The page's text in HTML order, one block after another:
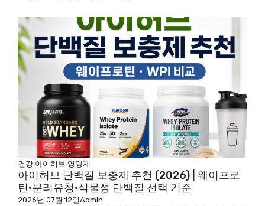
건강 아이허브 영양제
아이허브 단백질 보충제 추천 (2026) | 웨이프로
틴·분리유청·식물성 단백질 선택 기준
2026년 07월 12일Admin